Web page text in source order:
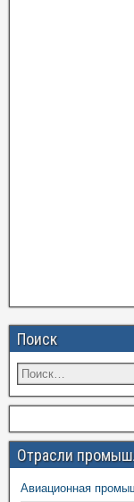
Поиск
Отрасли
Авиационная